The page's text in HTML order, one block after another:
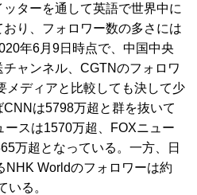
ターを通して英語で世界中に
り、フォロワー数の多さには
年6月9日時点で、中国中央
ャンネル、CGTNのフォロワ
メディアと比較しても決して少
は5798万超と群を抜いて
スは1570万超、FOXニュー
万超となっている。一方、日
NHK Worldのフォロワーは約
いる。